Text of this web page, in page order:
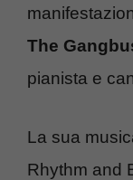
The
pianista e
La sua
Rhythm and